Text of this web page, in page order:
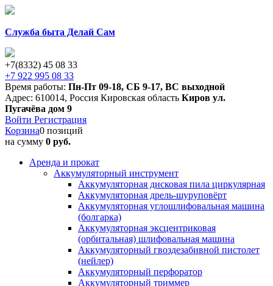
Служба быта Делай Сам
+7(8332) 45 08 33
+7 922 995 08 33
Время работы: Пн-Пт 09-18, СБ 9-17, ВС выходной
Адрес: 610014, Россия Кировская область Киров ул.
Пугачёва дом 9
Войти Регистрация
Корзина0 позиций
на сумму 0 руб.
Аренда и прокат
Аккумуляторный инструмент
Аккумуляторная дисковая пила циркулярная
Аккумуляторная дрель-шуруповёрт
Аккумуляторная углошлифовальная машина
(болгарка)
Аккумуляторная эксцентриковая
(орбитальная) шлифовальная машина
Аккумуляторный гвоздезабивной пистолет
(нейлер)
Аккумуляторный перфоратор
Аккумуляторный триммер